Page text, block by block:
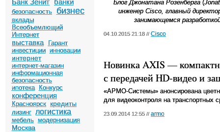
Банк Зенит банки
безопасность бизнес
вклады
Всеобъемлющий
Интернет
выставка
Гарант
инвестиции инновации
интернет
интернет-магазин
информационная
безопасность
ипотека
Конкурс
конференция
Красноярск кредиты
лизинг логистика
мебель модернизация
Москва
Блог Джонатана Розенберга(
инженер Cisco, главный
занимающемся
04.10.2015 21:18 // Cisco
Новинка AXIS —
с передачей HD-видео и
«АРМО-Системы» анонсирована
для видеоконтроля на транспортных
23.09.2014 12:55 // armo